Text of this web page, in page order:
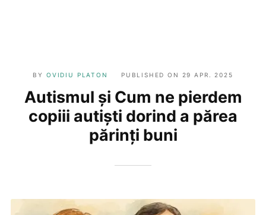
BY OVIDIU PLATON PUBLISHED ON 29 APR. 2025
Autismul și Cum ne pierdem
copiii autiști dorind a părea
părinți buni